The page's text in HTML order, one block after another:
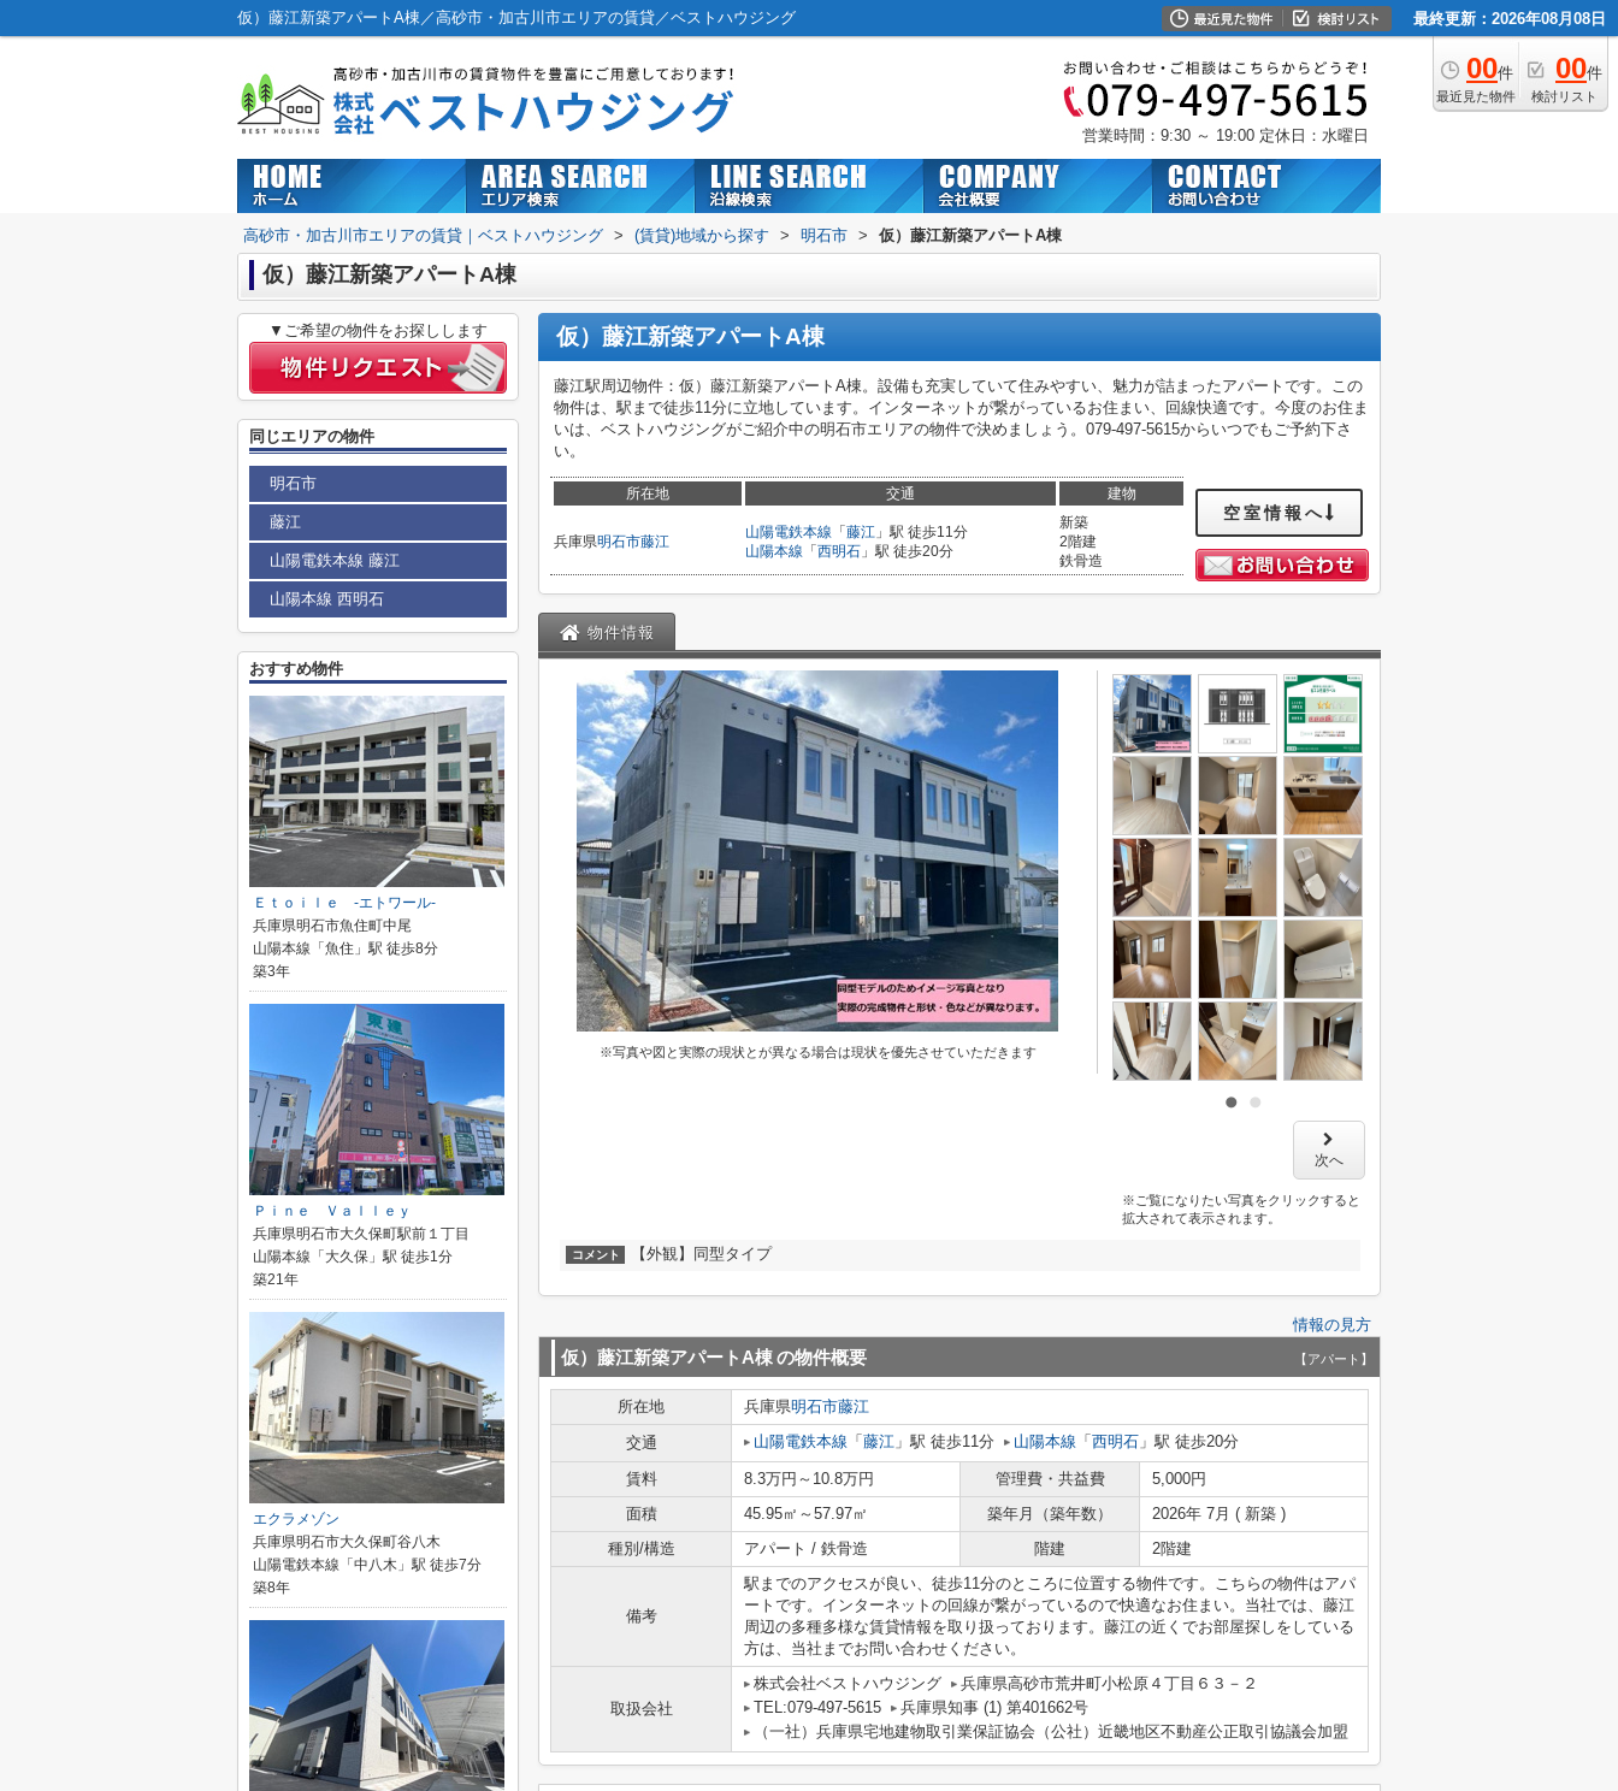
仮）藤江新築アパートA棟／高砂市・加古川市エリアの賃貸／ベストハウジング 最終更新：2026年08月08日
00件
最近見た物件
00件
検討リスト
営業時間：9:30 ～ 19:00 定休日：水曜日
高砂市・加古川市エリアの賃貸｜ベストハウジング > (賃貸)地域から探す > 明石市 > 仮）藤江新築アパートA棟
仮）藤江新築アパートA棟
仮）藤江新築アパートA棟
藤江駅周辺物件：仮）藤江新築アパートA棟。設備も充実していて住みやすい、魅力が詰まったアパートです。この
物件は、駅まで徒歩11分に立地しています。インターネットが繋がっているお住まい、回線快適です。今度のお住ま
いは、ベストハウジングがご紹介中の明石市エリアの物件で決めましょう。079-497-5615からいつでもご予約下さ
い。
所在地 交通 建物
兵庫県明石市藤江
山陽電鉄本線 「 藤江 」駅 徒歩11分
山陽本線 「 西明石 」駅 徒歩20分
新築
2階建
鉄骨造
空室情報へ
物件情報
※写真や図と実際の現状とが異なる場合は現状を優先させていただきます
次へ
※ご覧になりたい写真をクリックすると
拡大されて表示されます。
コメント 【外観】同型タイプ
情報の見方
仮）藤江新築アパートA棟の物件概要 【アパート】
所在地 兵庫県明石市藤江
交通
山陽電鉄本線 「 藤江 」駅 徒歩11分 山陽本線 「 西明石 」駅 徒歩20分
賃料 8.3万円～10.8万円 管理費・共益費
5,000円
面積
45.95㎡～57.97㎡ 築年月（築年数）
2026年 7月 ( 新築 )
種別/構造
アパート / 鉄骨造 階建 2階建
備考
駅までのアクセスが良い、徒歩11分のところに位置する物件です。こちらの物件はアパ
ートです。インターネットの回線が繋がっているので快適なお住まい。当社では、藤江
周辺の多種多様な賃貸情報を取り扱っております。藤江の近くでお部屋探しをしている
方は、当社までお問い合わせください。
取扱会社
株式会社ベストハウジング
兵庫県高砂市荒井町小松原４丁目６３－２
TEL:079-497-5615
兵庫県知事 (1) 第401662号
（一社）兵庫県宅地建物取引業保証協会（公社）近畿地区不動産公正取引協議会加盟
▼ご希望の物件をお探しします
同じエリアの物件
明石市
藤江
山陽電鉄本線 藤江
山陽本線 西明石
おすすめ物件
Ｅｔｏｉｌｅ -エトワール-
兵庫県明石市魚住町中尾
山陽本線「魚住」駅 徒歩8分
築3年
Ｐｉｎｅ Ｖａｌｌｅｙ
兵庫県明石市大久保町駅前１丁目
山陽本線「大久保」駅 徒歩1分
築21年
エクラメゾン
兵庫県明石市大久保町谷八木
山陽電鉄本線「中八木」駅 徒歩7分
築8年